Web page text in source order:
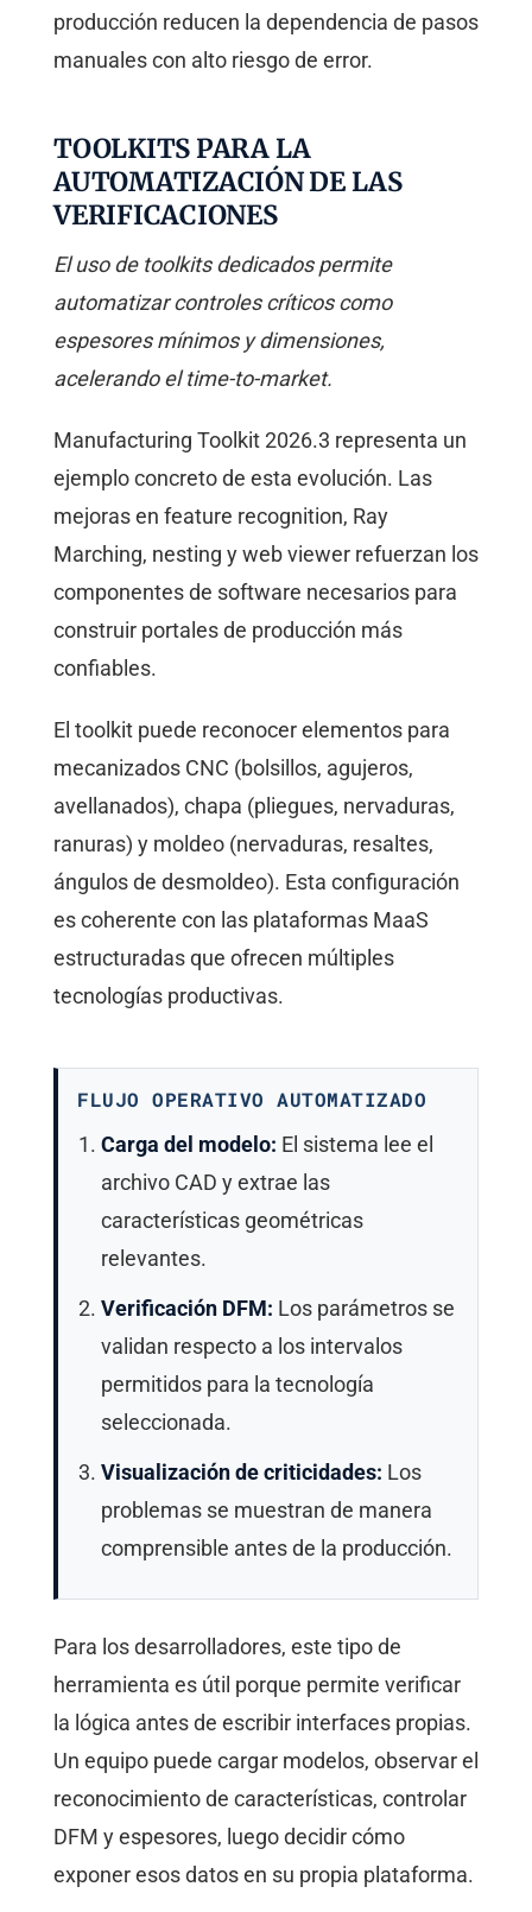
producción reducen la dependencia de pasos
manuales con alto riesgo de error.
TOOLKITS PARA LA
AUTOMATIZACIÓN DE LAS
VERIFICACIONES
El uso de toolkits dedicados permite
automatizar controles críticos como
espesores mínimos y dimensiones,
acelerando el time-to-market.
Manufacturing Toolkit 2026.3 representa un
ejemplo concreto de esta evolución. Las
mejoras en feature recognition, Ray
Marching, nesting y web viewer refuerzan los
componentes de software necesarios para
construir portales de producción más
confiables.
El toolkit puede reconocer elementos para
mecanizados CNC (bolsillos, agujeros,
avellanados), chapa (pliegues, nervaduras,
ranuras) y moldeo (nervaduras, resaltes,
ángulos de desmoldeo). Esta configuración
es coherente con las plataformas MaaS
estructuradas que ofrecen múltiples
tecnologías productivas.
FLUJO OPERATIVO AUTOMATIZADO
Carga del modelo: El sistema lee el
archivo CAD y extrae las
características geométricas
relevantes.
Verificación DFM: Los parámetros se
validan respecto a los intervalos
permitidos para la tecnología
seleccionada.
Visualización de criticidades: Los
problemas se muestran de manera
comprensible antes de la producción.
Para los desarrolladores, este tipo de
herramienta es útil porque permite verificar
la lógica antes de escribir interfaces propias.
Un equipo puede cargar modelos, observar el
reconocimiento de características, controlar
DFM y espesores, luego decidir cómo
exponer esos datos en su propia plataforma.